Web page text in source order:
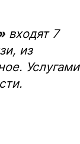
входят 7
из
Услугами